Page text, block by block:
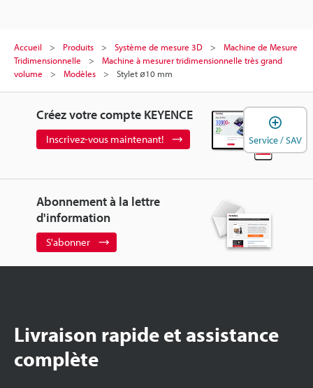
Accueil Produits Système de mesure 3D
Machine de Mesure
Tridimensionnelle
Machine à mesurer tridimensionnelle très grand
volume
Modèles Stylet ø10 mm
Créez votre compte KEYENCE
Inscrivez-vous maintenant!
Abonnement à la lettre
d'information
S'abonner
Livraison rapide et assistance
complète
Service / SAV